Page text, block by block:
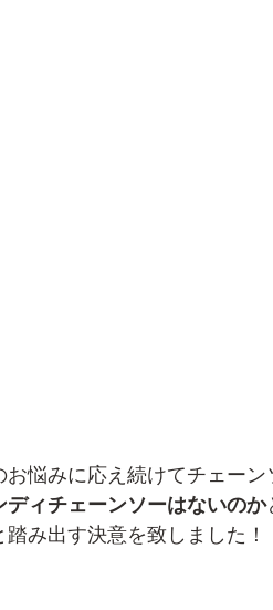
悩みに応え続けてチェー
ディチェーンソーはないのか
踏み出す決意を致しました！